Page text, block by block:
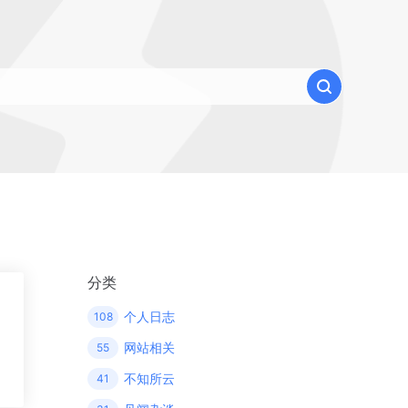
分类
108 个人日志
55 网站相关
41 不知所云